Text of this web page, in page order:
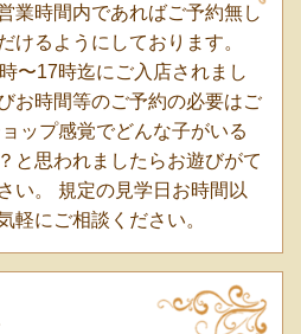
業時間内であればご予約無し
けるようにしております。
〜17時迄にご入店されまし
お時間等のご予約の必要はご
ップ感覚でどんな子がいる
と思われましたらお遊びがて
い。 規定の見学日お時間以
軽にご相談ください。